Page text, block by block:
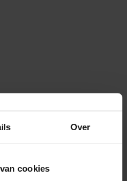
Over
cookies